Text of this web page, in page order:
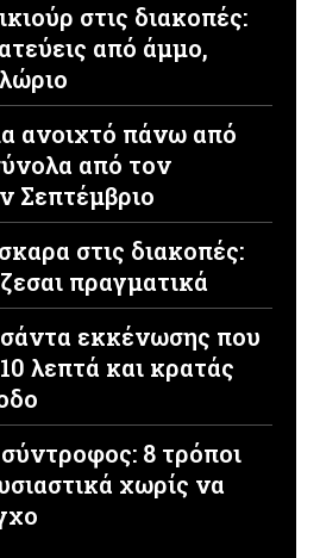
στις διακοπές:
από άμμο,
ανοιχτό πάνω από
από τον
Σεπτέμβριο
στις διακοπές:
πραγματικά
εκκένωσης που
λεπτά και κρατάς
8 τρόποι
χωρίς να